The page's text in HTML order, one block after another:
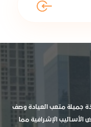
جميلة متعب العيادة وصف
الأساليب الإشرافية مما